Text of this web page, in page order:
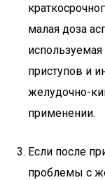
малая доза
приступов и
желудочно-
применении.
Если после
проблемы с